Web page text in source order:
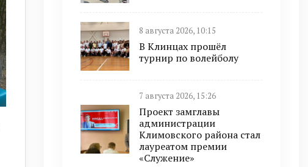
8 августа 2026, 10:15
В Клинцах прошёл
турнир по волейболу
7 августа 2026, 15:26
Проект замглавы
администрации
Климовского района стал
лауреатом премии
«Служение»